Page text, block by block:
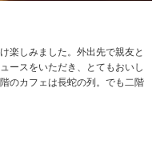
楽しみました。外出先で親友と
ースをいただき、とてもおいし
のカフェは長蛇の列。でも二階